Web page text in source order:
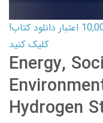
کارت اعتباری کتاب دانلود با 10,000,000 اعتبار دانلود کتاب!
کلیک کنید
Energy,
Hydrogen